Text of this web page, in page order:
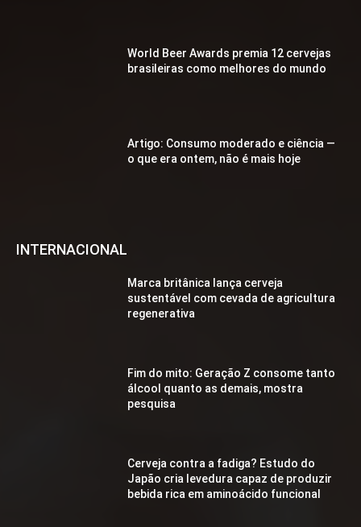
World Beer Awards premia 12 cervejas
brasileiras como melhores do mundo
Artigo: Consumo moderado e ciência —
o que era ontem, não é mais hoje
INTERNACIONAL
Marca britânica lança cerveja
sustentável com cevada de agricultura
regenerativa
Fim do mito: Geração Z consome tanto
álcool quanto as demais, mostra
pesquisa
Cerveja contra a fadiga? Estudo do
Japão cria levedura capaz de produzir
bebida rica em aminoácido funcional